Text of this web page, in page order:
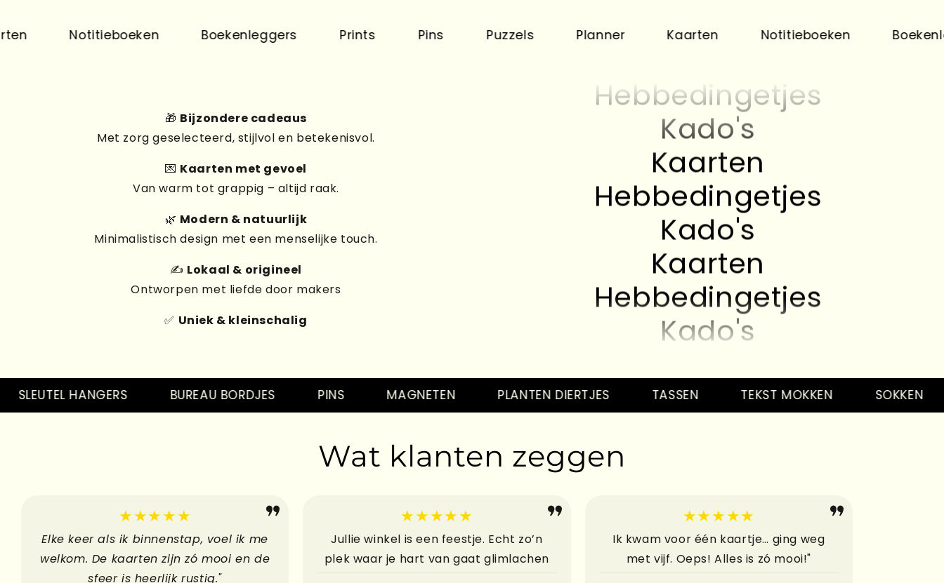
Notitieboeken Boekenleggers Puzzels Planner Kaarten Notitieboeken
🎁 Bijzondere cadeaus
Met zorg geselecteerd, stijlvol en betekenisvol.
💌 Kaarten met gevoel
Van warm tot grappig – altijd raak.
🌿 Modern & natuurlijk
Minimalistisch design met een menselijke touch.
✍️ Lokaal & origineel
Ontworpen met liefde door makers
✅ Uniek & kleinschalig
Kaarten
Kado's
Kaarten
Hebbedingetjes
Kado's
Kaarten
Hebbedingetjes
Kado's
Kaarten
Hebbedingetjes
Kado's
Hebbedingetjes
Kado's
Kaarten
HANGERS BUREAU BORDJES MAGNETEN PLANTEN DIERTJES TASSEN TEKST MOKKEN SOKKEN
Wat klanten zeggen
★★★★★
Elke keer als ik binnenstap, voel ik me
welkom. De kaarten zijn zó mooi en de
sfeer is heerlijk rustig."
★★★★★
Jullie winkel is een feestje. Echt zo’n
plek waar je hart van gaat glimlachen
★★★★★
Ik kwam voor één kaartje… ging weg
met vijf. Oeps! Alles is zó mooi!"